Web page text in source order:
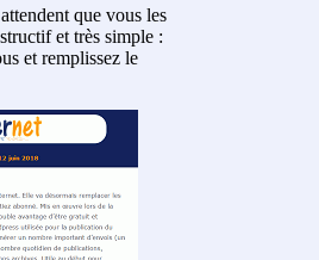
que vous les
et très simple :
et remplissez le